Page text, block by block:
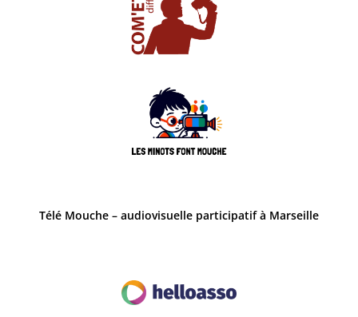
Télé Mouche – audiovisuelle participatif à Marseille